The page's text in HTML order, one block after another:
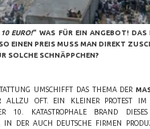
EURO!” WAS FÜR EIN ANGEBOT!
EINEN PREIS MUSS MAN DIREKT
SOLCHE SCHNÄPPCHEN?
UMSCHIFFT DAS THEMA DER
ALLZU OFT. EIN KLEINER PROTEST
10. KATASTROPHALE BRAND
IN DER AUCH DEUTSCHE FIRMEN